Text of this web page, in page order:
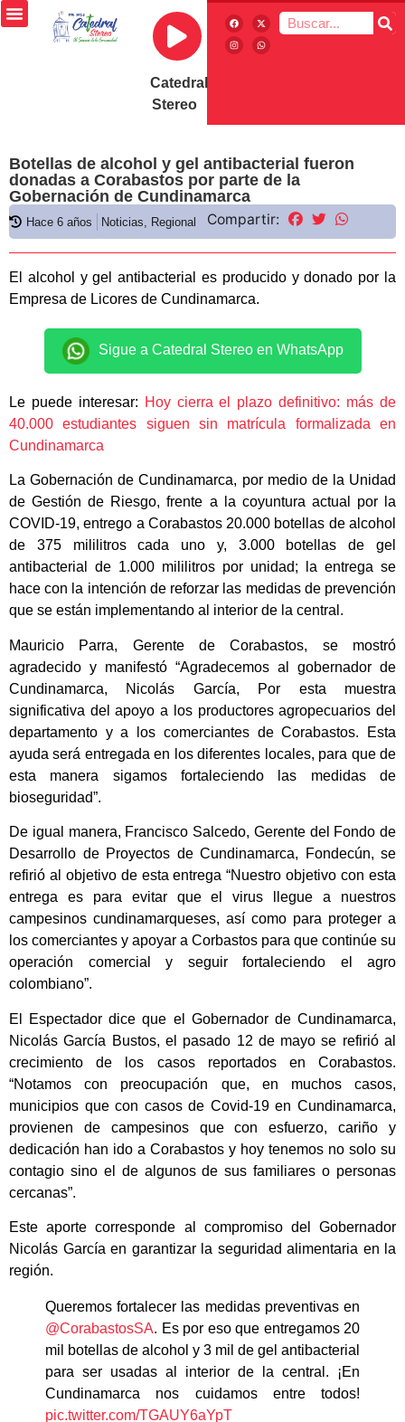
Catedral
Stereo
Botellas de alcohol y gel antibacterial fueron
donadas a Corabastos por parte de la
Gobernación de Cundinamarca
Hace 6 años Noticias Regional Compartir:
El alcohol y gel antibacterial es producido y donado por la
Empresa de Licores de Cundinamarca.
Sigue a Catedral Stereo en WhatsApp
Le puede interesar: Hoy cierra el plazo definitivo: más de
40.000 estudiantes siguen sin matrícula formalizada en
Cundinamarca
La Gobernación de Cundinamarca, por medio de la Unidad
de Gestión de Riesgo, frente a la coyuntura actual por la
COVID-19, entrego a Corabastos 20.000 botellas de alcohol
de 375 mililitros cada uno y, 3.000 botellas de gel
antibacterial de 1.000 mililitros por unidad; la entrega se
hace con la intención de reforzar las medidas de prevención
que se están implementando al interior de la central.
Mauricio Parra, Gerente de Corabastos, se mostró
agradecido y manifestó “Agradecemos al gobernador de
Cundinamarca, Nicolás García, Por esta muestra
significativa del apoyo a los productores agropecuarios del
departamento y a los comerciantes de Corabastos. Esta
ayuda será entregada en los diferentes locales, para que de
esta manera sigamos fortaleciendo las medidas de
bioseguridad”.
De igual manera, Francisco Salcedo, Gerente del Fondo de
Desarrollo de Proyectos de Cundinamarca, Fondecún, se
refirió al objetivo de esta entrega “Nuestro objetivo con esta
entrega es para evitar que el virus llegue a nuestros
campesinos cundinamarqueses, así como para proteger a
los comerciantes y apoyar a Corbastos para que continúe su
operación comercial y seguir fortaleciendo el agro
colombiano”.
El Espectador dice que el Gobernador de Cundinamarca,
Nicolás García Bustos, el pasado 12 de mayo se refirió al
crecimiento de los casos reportados en Corabastos.
“Notamos con preocupación que, en muchos casos,
municipios que con casos de Covid-19 en Cundinamarca,
provienen de campesinos que con esfuerzo, cariño y
dedicación han ido a Corabastos y hoy tenemos no solo su
contagio sino el de algunos de sus familiares o personas
cercanas”.
Este aporte corresponde al compromiso del Gobernador
Nicolás García en garantizar la seguridad alimentaria en la
región.
Queremos fortalecer las medidas preventivas en
@CorabastosSA. Es por eso que entregamos 20
mil botellas de alcohol y 3 mil de gel antibacterial
para ser usadas al interior de la central. ¡En
Cundinamarca nos cuidamos entre todos!
pic.twitter.com/TGAUY6aYpT